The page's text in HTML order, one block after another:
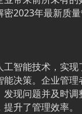
密2023年最新质
工智能技术，实
能决策。企业管
现问题并及时调
升了管理效率。